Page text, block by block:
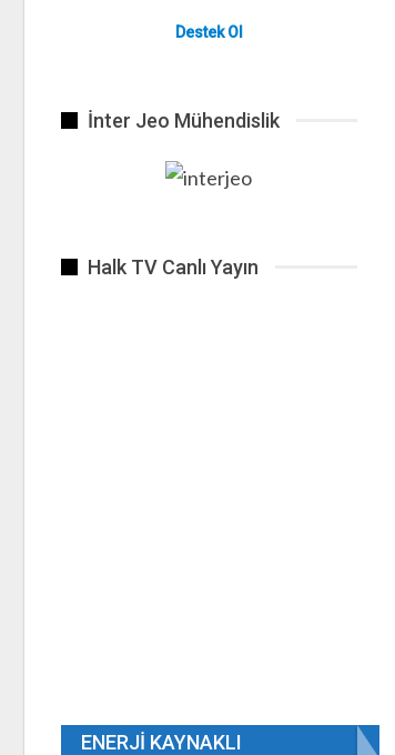
Destek Ol
İnter Jeo Mühendislik
Halk TV Canlı Yayın
ENERJI KAYNAKLI